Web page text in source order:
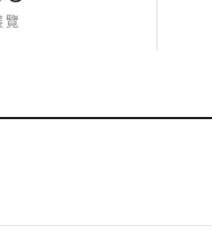
以一種內在性格的呈現
態產生速度的韻律性，
覽